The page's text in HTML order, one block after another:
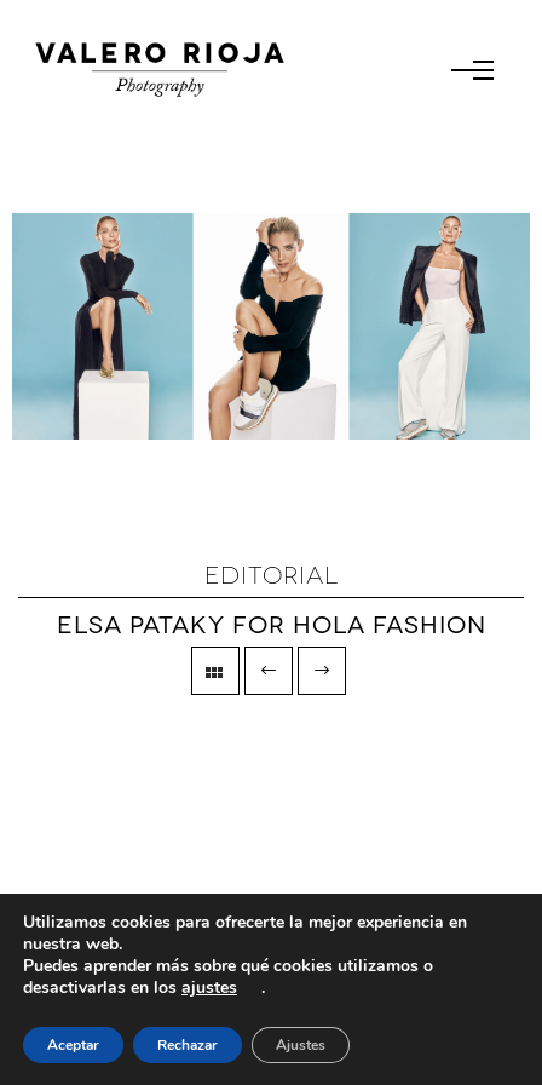
EDITORIAL
ELSA PATAKY FOR HOLA FASHION
Utilizamos cookies para ofrecerte la mejor experiencia en
nuestra web.
Puedes aprender más sobre qué cookies utilizamos o
desactivarlas en los ajustes .
Aceptar Rechazar Ajustes